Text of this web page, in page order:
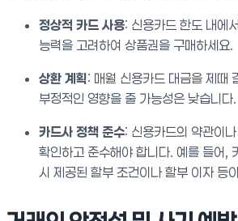
정상적 카드 사용: 신용카드 한도 내에
능력을 고려하여 상품권을 구매하세요.
상환 계획: 매월 신용카드 대금을 제때
부정적인 영향을 줄 가능성은 낮습니다.
카드사 정책 준수: 신용카드의 약관이
확인하고 준수해야 합니다. 예를 들어,
시 제공된 할부 조건이나 할부 이자 등